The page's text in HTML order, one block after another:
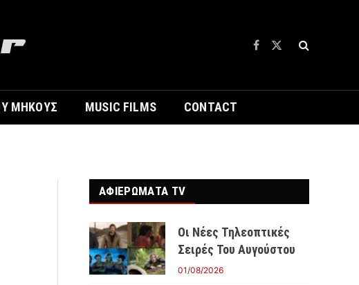
Facebook
X
ΜΉΚΟΥΣ MUSIC FILMS CONTACT
ΑΦΙΕΡΩΜΑΤΑ TV
Οι Νέες Τηλεοπτικές
Σειρές Του Αυγούστου
01/08/2026